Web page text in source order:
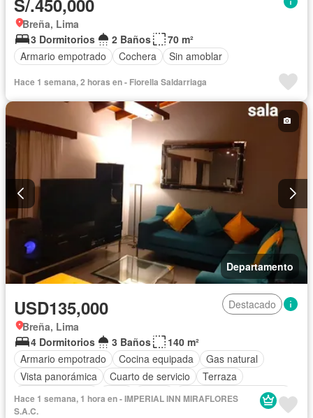
Breña, Lima
3 Dormitorios
2 Baños
70 m²
Armario empotrado
Cochera Sin amoblar
Hace 1 semana, 2 horas en - Fiorella Saldarriaga
Departamento
USD135,000
Destacado
Breña, Lima
4 Dormitorios
3 Baños
140 m²
Armario empotrado
Cocina equipada
Gas natural
Vista panorámica
Cuarto de servicio
Terraza
Tanque de agua
Patio Jardín Parcialmente amoblado
Hace 1 semana, 1 hora en - IMPERIAL INN MIRAFLORES
S.A.C.